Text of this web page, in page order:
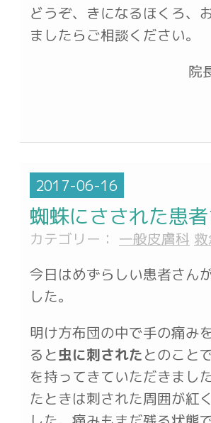
どうぞ、きになるほくろ、
ましたらご相談ください。
院
2017-06-16
蜘蛛にさされた患
カテゴリー： 一般皮膚科
今日はめずらしい患者さん
した。
明け方布団の中で手の痛み
ると虫に刺されたとのこと
を持ってきていただきまし
たときは刺された周囲が紅